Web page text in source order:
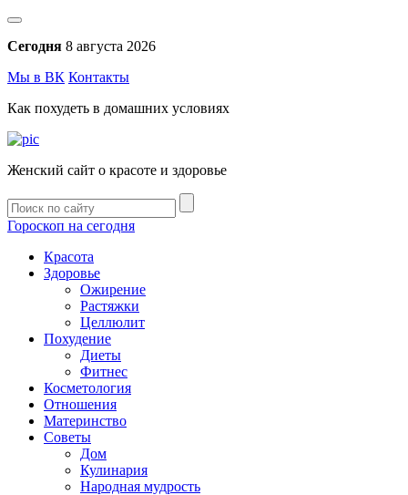
Сегодня 8 августа 2026
Мы в ВК Контакты
Как похудеть в домашних условиях
Женский сайт о красоте и здоровье
Гороскоп на сегодня
Красота
Здоровье
Ожирение
Растяжки
Целлюлит
Похудение
Диеты
Фитнес
Косметология
Отношения
Материнство
Советы
Дом
Кулинария
Народная мудрость